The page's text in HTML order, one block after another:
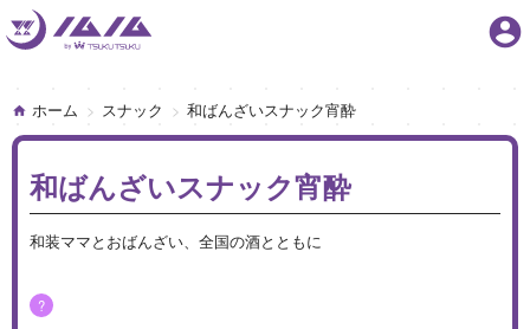
account_circle
ホーム スナック 和ばんざいスナック宵酔
和ばんざいスナック宵酔
和装ママとおばんざい、全国の酒とともに
?